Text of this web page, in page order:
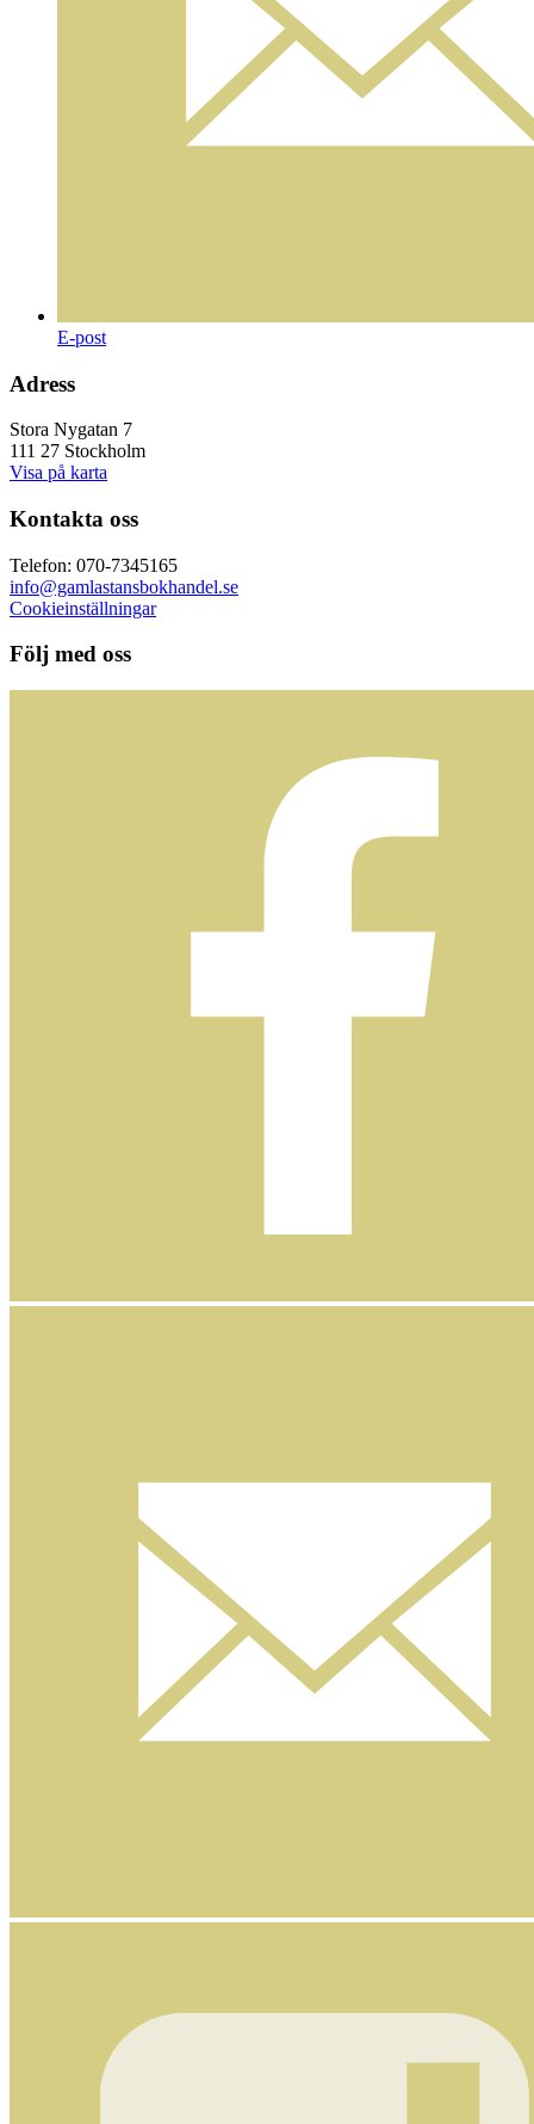
E-post
Adress
Stora Nygatan 7
111 27 Stockholm
Visa på karta
Kontakta oss
Telefon: 070-7345165
info@gamlastansbokhandel.se
Cookieinställningar
Följ med oss